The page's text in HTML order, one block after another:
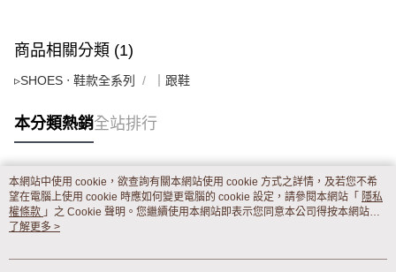
商品相關分類 (1)
▹SHOES ‧ 鞋款全系列 ｜跟鞋
本分類熱銷全站排行
熱門標籤
本網站中使用 cookie，欲查詢有關本網站使用 cookie 方式之詳情，及若您不希
望在電腦上使用 cookie 時應如何變更電腦的 cookie 設定，請參閱本網站「 隱私
權條款 」之 Cookie 聲明。您繼續使用本網站即表示您同意本公司得按本網站使
用條款之 Cookie 聲明使用 cookie。
了解更多 >